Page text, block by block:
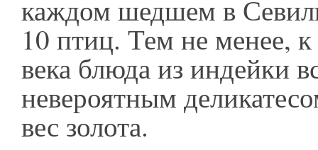
каждом шедшем в
10 птиц. Тем не менее,
века блюда из индейки
невероятным
вес золота.